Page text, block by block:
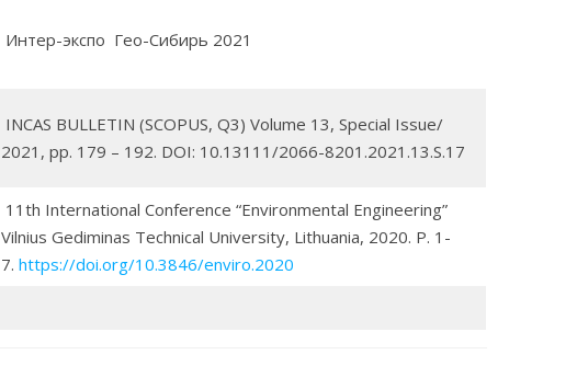
Интер-экспо Гео-Сибирь 2021
INCAS BULLETIN (SCOPUS, Q3) Volume 13, Special Issue/
2021, pp. 179 – 192. DOI: 10.13111/2066-8201.2021.13.S.17
11th International Conference “Environmental Engineering”
Vilnius Gediminas Technical University, Lithuania, 2020. Р. 1-
7. https://doi.org/10.3846/enviro.2020